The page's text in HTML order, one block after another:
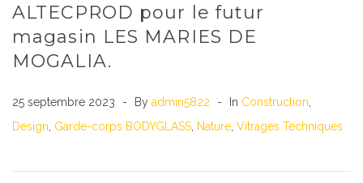
ALTECPROD pour le futur
magasin LES MARIES DE
MOGALIA.
25 septembre 2023 By admin5822 In Construction
Design Garde-corps BODYGLASS Nature Vitrages Techniques